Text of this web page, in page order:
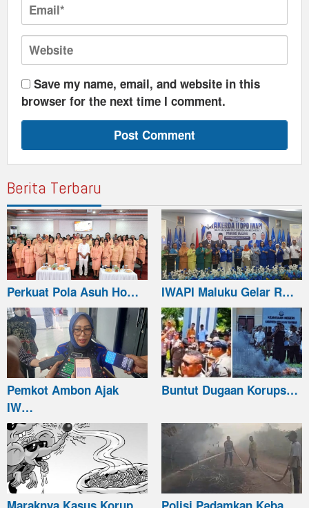
Save my name, email, and website in this
browser for the next time I comment.
Berita Terbaru
Perkuat Pola Asuh Ho… IWAPI Maluku Gelar R…
Pemkot Ambon Ajak
IW…
Buntut Dugaan Korups…